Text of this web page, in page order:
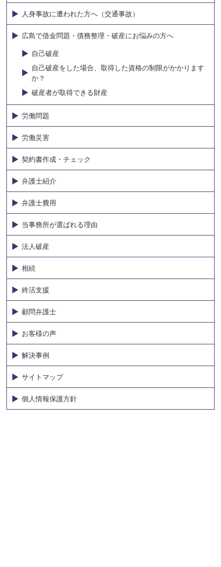
人身事故に遭われた方へ（交通事故）
広島で借金問題・債務整理・破産にお悩みの方へ
自己破産
自己破産をした場合、取得した資格の制限がかかります
か？
破産者が取得できる財産
労働問題
労働災害
契約書作成・チェック
弁護士紹介
弁護士費用
当事務所が選ばれる理由
法人破産
相続
終活支援
顧問弁護士
お客様の声
解決事例
サイトマップ
個人情報保護方針